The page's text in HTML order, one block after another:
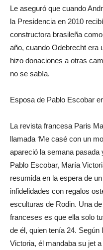
Le aseguró que cuando
la Presidencia en 2010
constructora brasileña
año, cuando Odebrecht era
hizo donaciones a otras
no se sabía.
Esposa de Pablo Escobar
La revista francesa Paris
llamada ‘Me casé con un
apareció la semana pasada
Pablo Escobar, María
resumida en la espera de
infidelidades con regalos
esculturas de Rodin. Una
franceses es que ella solo
de él, quien tenía 24.
Victoria, él mandaba su jet